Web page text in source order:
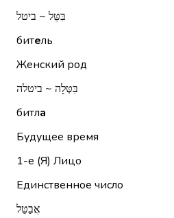
בִּטֵּל ~ ביטל
битель
Женский род
בִּטְּלָה ~ ביטלה
битла
Будущее время
1-е (Я) Лицо
Единственное число
אֲבַטֵּל